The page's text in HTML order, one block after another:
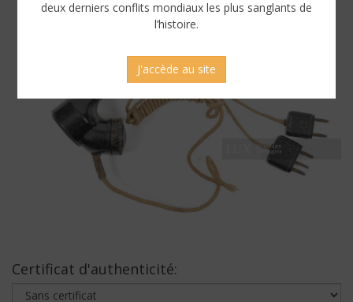
Certificat d'authenticité:
deux derniers conflits mondiaux les plus sanglants de
l’histoire.
J'accède au site